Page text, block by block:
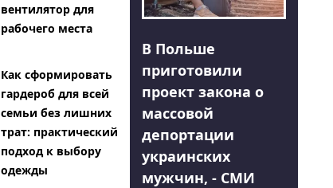
вентилятор для
рабочего места
Как сформировать
гардероб для всей
семьи без лишних
трат: практический
подход к выбору
одежды
В Польше
приготовили
проект закона о
массовой
депортации
украинских
мужчин, - СМИ